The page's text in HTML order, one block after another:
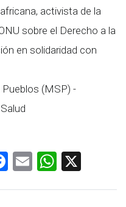
activista de la
sobre el Derecho a la
en solidaridad con
(MSP) -
Facebook
Email